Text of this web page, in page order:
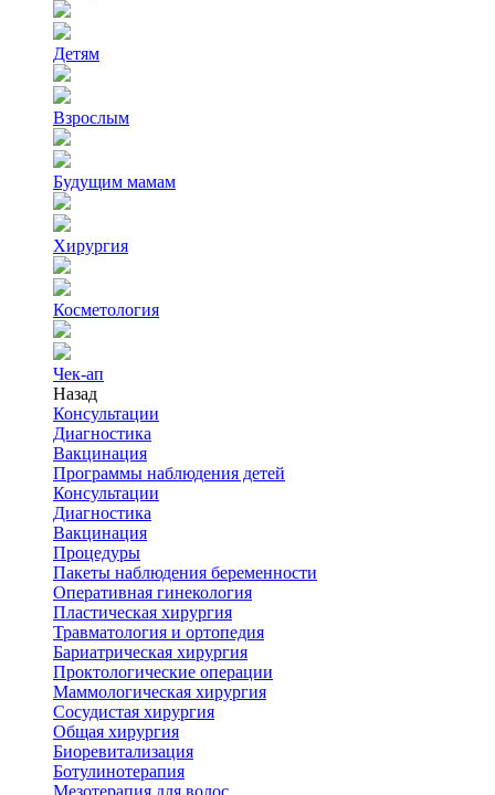
Детям
Взрослым
Будущим мамам
Хирургия
Косметология
Чек-ап
Назад
Консультации
Диагностика
Вакцинация
Программы наблюдения детей
Консультации
Диагностика
Вакцинация
Процедуры
Пакеты наблюдения беременности
Оперативная гинекология
Пластическая хирургия
Травматология и ортопедия
Бариатрическая хирургия
Проктологические операции
Маммологическая хирургия
Сосудистая хирургия
Общая хирургия
Биоревитализация
Ботулинотерапия
Мезотерапия для волос